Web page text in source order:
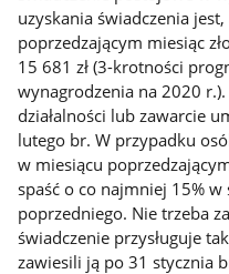
uzyskania świadczenia
poprzedzającym miesiąc
15 681 zł (3-krotności
wynagrodzenia na 2020
działalności lub zawarcie
lutego br. W przypadku
w miesiącu
spaść o co najmniej 15%
poprzedniego. Nie trzeba
świadczenie przysługuje
zawiesili ją po 31 stycznia